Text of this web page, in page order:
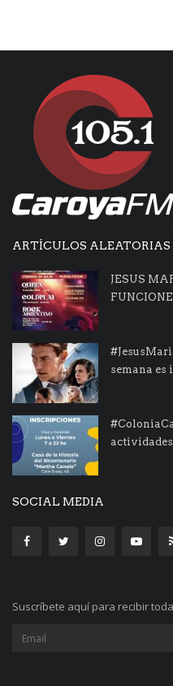
ARTÍCULOS ALEATORIAS
JESUS
semana
SOCIAL MEDIA
Suscríbete aquí para recibir